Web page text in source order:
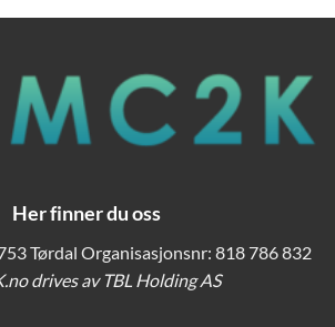
Her finner du oss
Tørdal Organisasjonsnr: 818 786 832
drives av TBL Holding AS